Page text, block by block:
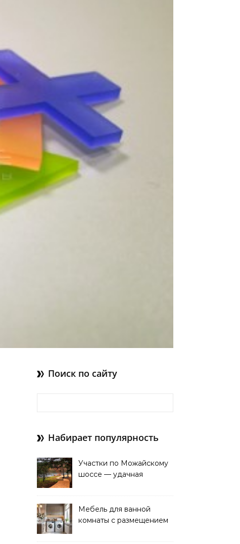
Поиск по сайту
Набирает популярность
Участки по Можайскому
шоссе — удачная
Мебель для ванной
комнаты с размещением